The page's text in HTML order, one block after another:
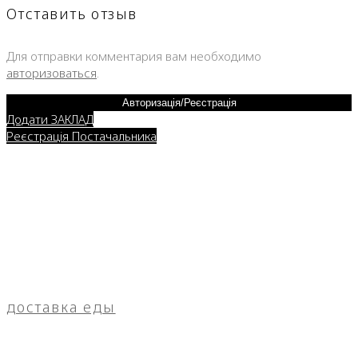
Отставить отзыв
Для отправки комментария вам необходимо
авторизоваться.
Авторизація/Реєстрація
Додати ЗАКЛАД
Реєстрація Постачальника
доставка еды